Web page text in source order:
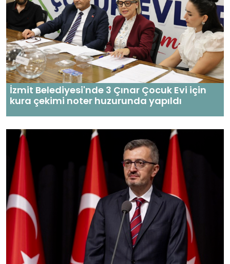
İzmit Belediyesi'nde 3 Çınar Çocuk Evi için
kura çekimi noter huzurunda yapıldı